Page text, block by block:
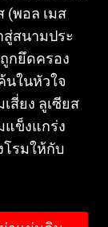
(พอล เมส
สนามประ
กยึดครอง
นในหัวใจ
สี่ยง ลูเซียส
แข็งแกร่ง
โรมให้กับ